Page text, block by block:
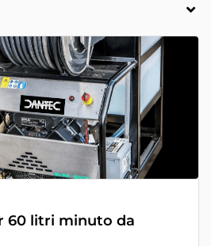
60 litri minuto da